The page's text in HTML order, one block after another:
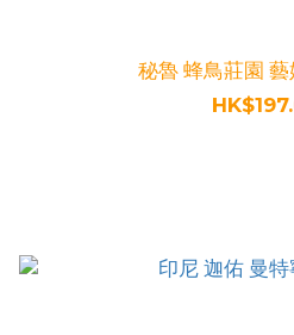
秘魯 蜂鳥莊園